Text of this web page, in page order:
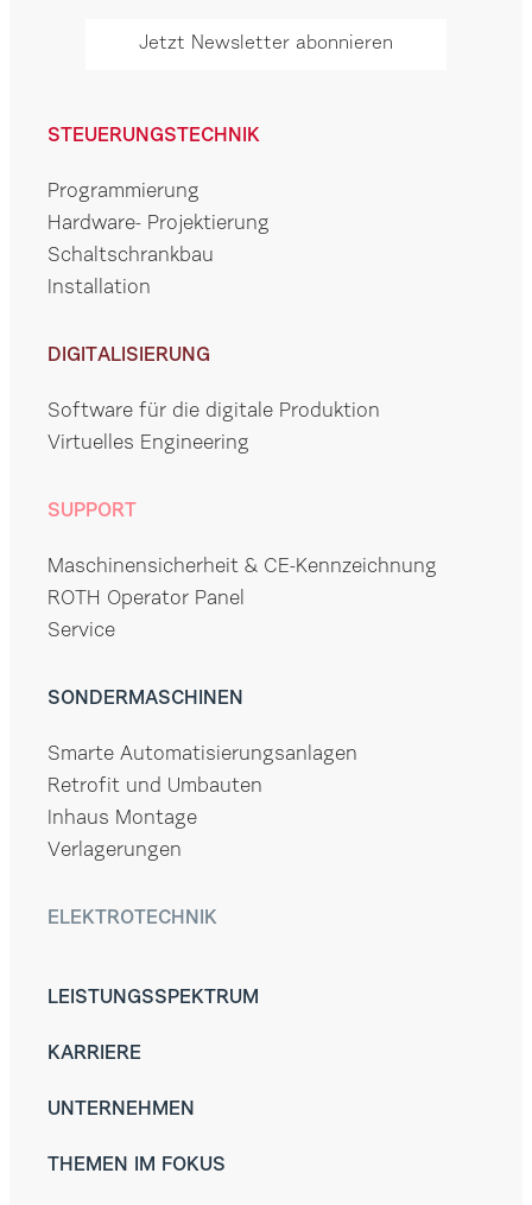
Jetzt Newsletter abonnieren
STEUERUNGSTECHNIK
Programmierung
Hardware- Projektierung
Schaltschrankbau
Installation
DIGITALISIERUNG
Software für die digitale Produktion
Virtuelles Engineering
SUPPORT
Maschinensicherheit & CE-Kennzeichnung
ROTH Operator Panel
Service
SONDERMASCHINEN
Smarte Automatisierungsanlagen
Retrofit und Umbauten
Inhaus Montage
Verlagerungen
ELEKTROTECHNIK
LEISTUNGSSPEKTRUM
KARRIERE
UNTERNEHMEN
THEMEN IM FOKUS